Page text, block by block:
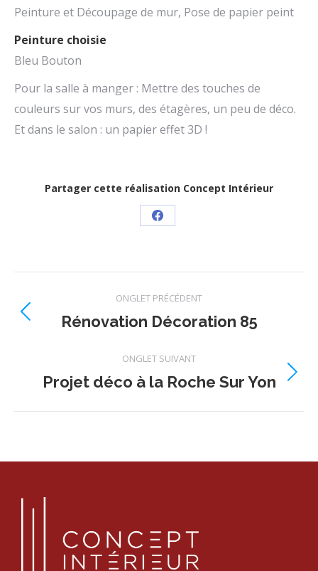
Peinture et Découpage de mur, Pose de papier peint
Peinture choisie
Bleu Bouton
Pour la salle à manger : Mettre des touches de
couleurs sur vos murs, des étagères, un peu de déco.
Et dans le salon : un papier effet 3D !
Partager cette réalisation Concept Intérieur
ONGLET PRÉCÉDENT
Rénovation Décoration 85
ONGLET SUIVANT
Projet déco à la Roche Sur Yon